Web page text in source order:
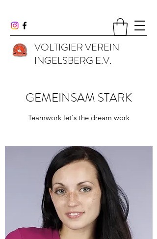
VOLTIGIER VEREIN
INGELSBERG E.V.
GEMEINSAM STARK
Teamwork let's the dream work